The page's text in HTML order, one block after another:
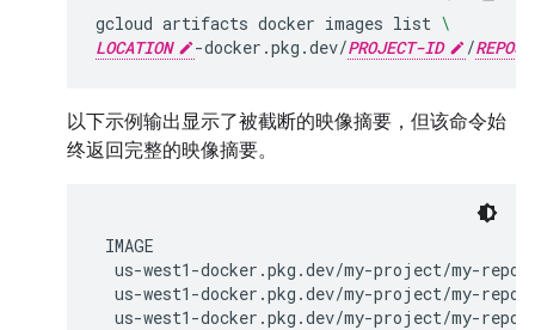
gcloud artifacts docker images list \
LOCATION
-docker.pkg.dev/PROJECT-ID /
以下示例输出显示了被截断的映像摘要，但该命令始
终返回完整的映像摘要。
IMAGE
us-west1-docker.pkg.dev/my-project/my-repo/
us-west1-docker.pkg.dev/my-project/my-repo/
us-west1-docker.pkg.dev/my-project/my-repo/